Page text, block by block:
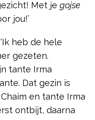
Met je gojse
jou!’
heb de hele
gezeten.
tante Irma
Dat gezin is
en tante Irma
ontbijt, daarna